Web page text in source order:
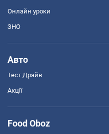
Онлайн уроки
ЗНО
Авто
Тест Драйв
Акції
Food Oboz